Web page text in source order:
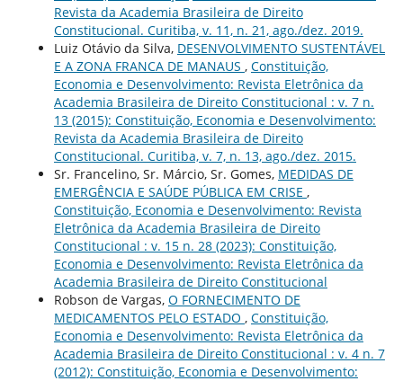
Revista da Academia Brasileira de Direito
Constitucional. Curitiba, v. 11, n. 21, ago./dez. 2019.
Luiz Otávio da Silva, DESENVOLVIMENTO SUSTENTÁVEL
E A ZONA FRANCA DE MANAUS , Constituição,
Economia e Desenvolvimento: Revista Eletrônica da
Academia Brasileira de Direito Constitucional : v. 7 n.
13 (2015): Constituição, Economia e Desenvolvimento:
Revista da Academia Brasileira de Direito
Constitucional. Curitiba, v. 7, n. 13, ago./dez. 2015.
Sr. Francelino, Sr. Márcio, Sr. Gomes, MEDIDAS DE
EMERGÊNCIA E SAÚDE PÚBLICA EM CRISE ,
Constituição, Economia e Desenvolvimento: Revista
Eletrônica da Academia Brasileira de Direito
Constitucional : v. 15 n. 28 (2023): Constituição,
Economia e Desenvolvimento: Revista Eletrônica da
Academia Brasileira de Direito Constitucional
Robson de Vargas, O FORNECIMENTO DE
MEDICAMENTOS PELO ESTADO , Constituição,
Economia e Desenvolvimento: Revista Eletrônica da
Academia Brasileira de Direito Constitucional : v. 4 n. 7
(2012): Constituição, Economia e Desenvolvimento: